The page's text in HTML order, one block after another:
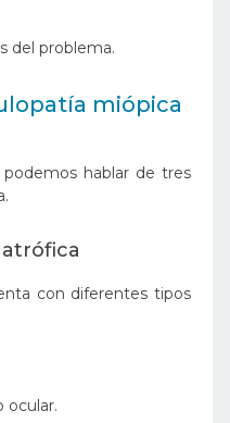
del problema.
miópica
hablar de tres
con diferentes tipos
ocular.